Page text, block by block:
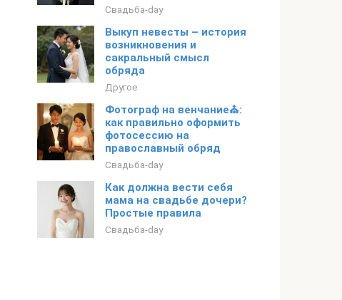
Свадьба-day
Выкуп невесты – история
возникновения и
сакральный смысл
обряда
Другое
Фотограф на венчание⛪️:
как правильно оформить
фотосессию на
православный обряд
Свадьба-day
Как должна вести себя
мама на свадьбе дочери?
Простые правила
Свадьба-day